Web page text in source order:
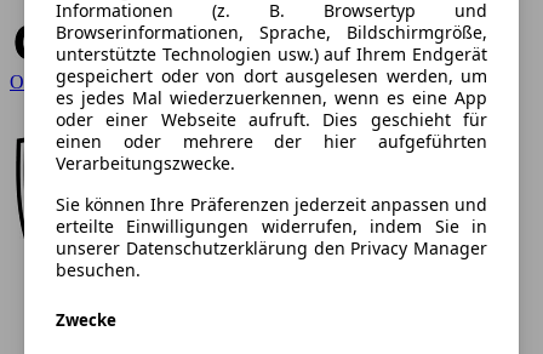
Opel
Informationen (z. B. Browsertyp und
Browserinformationen, Sprache, Bildschirmgröße,
unterstützte Technologien usw.) auf Ihrem Endgerät
gespeichert oder von dort ausgelesen werden, um
es jedes Mal wiederzuerkennen, wenn es eine App
oder einer Webseite aufruft. Dies geschieht für
einen oder mehrere der hier aufgeführten
Verarbeitungszwecke.
Sie können Ihre Präferenzen jederzeit anpassen und
erteilte Einwilligungen widerrufen, indem Sie in
unserer Datenschutzerklärung den Privacy Manager
besuchen.
Zwecke